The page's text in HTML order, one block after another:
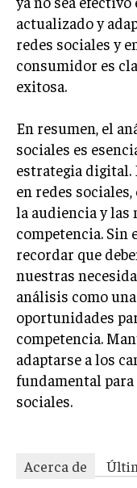
ÉTICA
SOCIAL
BLOG
Acerca de Últimas
Soy
poesía y el ajedrez,
historia.
Aparece en
Infórmate aquí.
actualizado y
redes sociales y
consumidor es
exitosa.
En resumen, el
sociales es
estrategia digital.
en redes
la audiencia y las
competencia. Sin
recordar que
nuestras
análisis como
oportunidades
competencia.
adaptarse a los
fundamental
sociales.
Acerca de